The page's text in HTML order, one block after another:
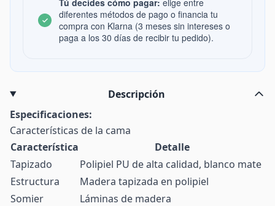
Tú decides cómo pagar: elige entre
diferentes métodos de pago o financia tu
compra con Klarna (3 meses sin intereses o
paga a los 30 días de recibir tu pedido).
Descripción
Especificaciones:
Características de la cama
Característica
Detalle
Tapizado
Polipiel PU de alta calidad, blanco mate
Estructura
Madera tapizada en polipiel
Somier
Láminas de madera